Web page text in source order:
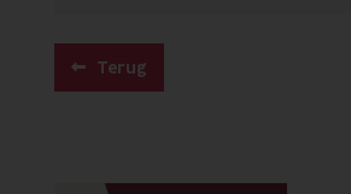
Terug